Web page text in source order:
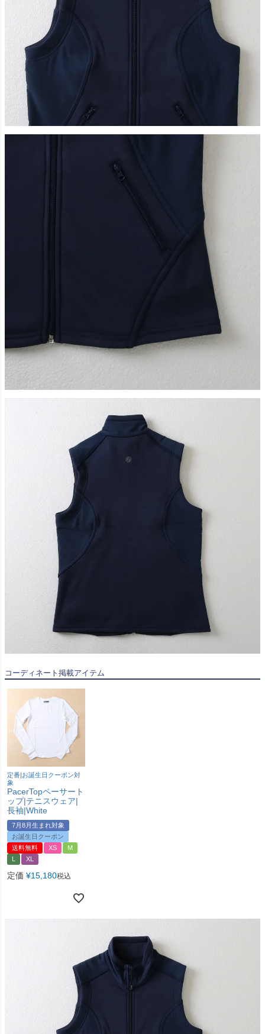
コーディネート掲載アイテム
定番|お誕生日クーポン対
象
PacerTopペーサート
ップ|テニスウェア|
長袖|White
7月8月生まれ対象
お誕生日クーポン
送料無料
XS
M
L
XL
定価 ¥15,180税込